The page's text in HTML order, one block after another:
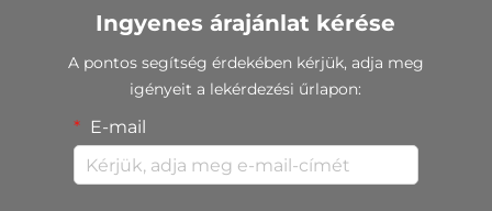
Ingyenes árajánlat kérése
A pontos segítség érdekében kérjük, adja meg
igényeit a lekérdezési űrlapon:
E-mail